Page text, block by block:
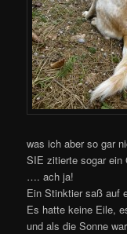
was ich aber so gar
SIE zitierte sogar ein
…. ach ja!
Ein Stinktier saß auf
Es hatte keine Eile,
und als die Sonne